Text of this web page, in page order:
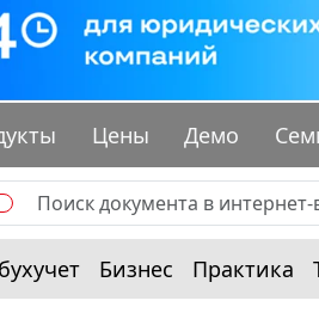
Цены Демо
Бизнес Практика